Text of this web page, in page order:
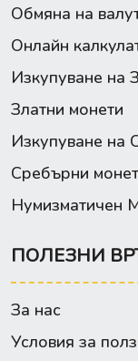
Обмяна на
Онлайн
Изкупуване на
Златни монети
Изкупуване на
Сребърни
Нумизматичен
ПОЛЕЗНИ
За нас
Условия за